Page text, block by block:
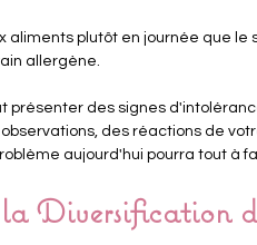
aliments plutôt en journée que
allergène.
présenter des signes
des réactions de
aujourd'hui pourra tout à
Diversification